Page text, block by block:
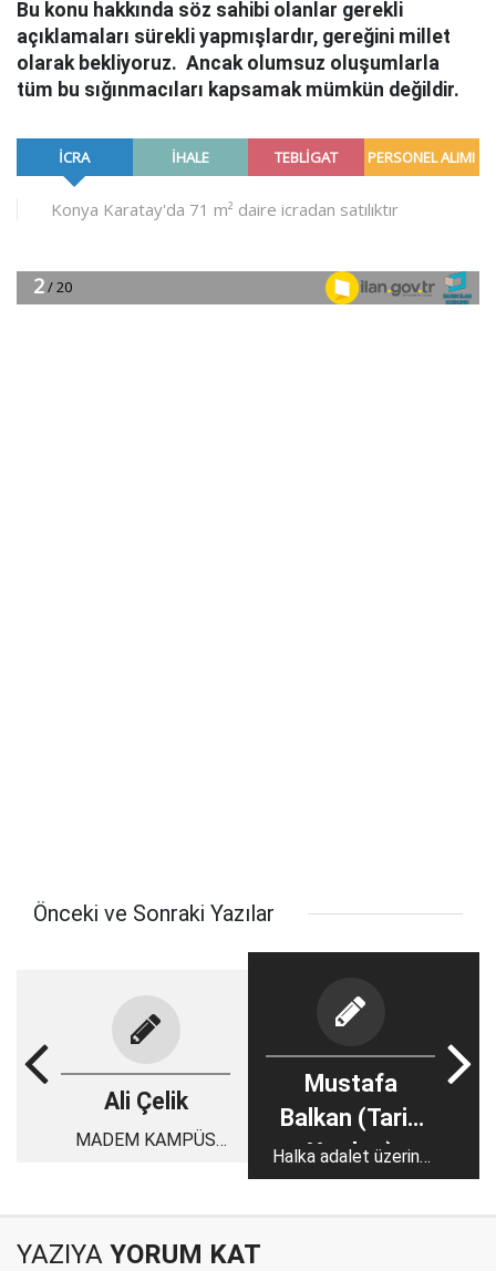
Bu konu hakkında söz sahibi olanlar gerekli
açıklamaları sürekli yapmışlardır, gereğini millet
olarak bekliyoruz. Ancak olumsuz oluşumlarla
tüm bu sığınmacıları kapsamak mümkün değildir.
Önceki ve Sonraki Yazılar
Ali Çelik
MADEM KAMPÜS
Mustafa
Balkan (Tarih
Yazıları)
Halka adalet üzerine
hükmeden Paşa
YAZIYA YORUM KAT